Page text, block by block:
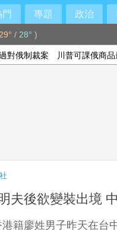
門 專題 政治
29° / 28° )
對俄制裁案 川普可課俄商品
夫後欲變裝出境
港籍廖姓男子昨天在台